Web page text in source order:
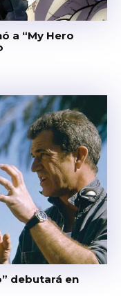
a “My Hero
debutará en